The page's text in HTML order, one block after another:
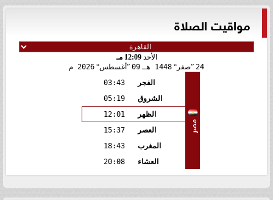
مواقيت الصلاة
الأحد12:09 مـ
24 صفر 1448 هـ 09 أغسطس 2026 م
مصر
الفجر
03:43
الشروق
05:19
الظهر
12:01
العصر
15:37
المغرب
18:43
العشاء
20:08